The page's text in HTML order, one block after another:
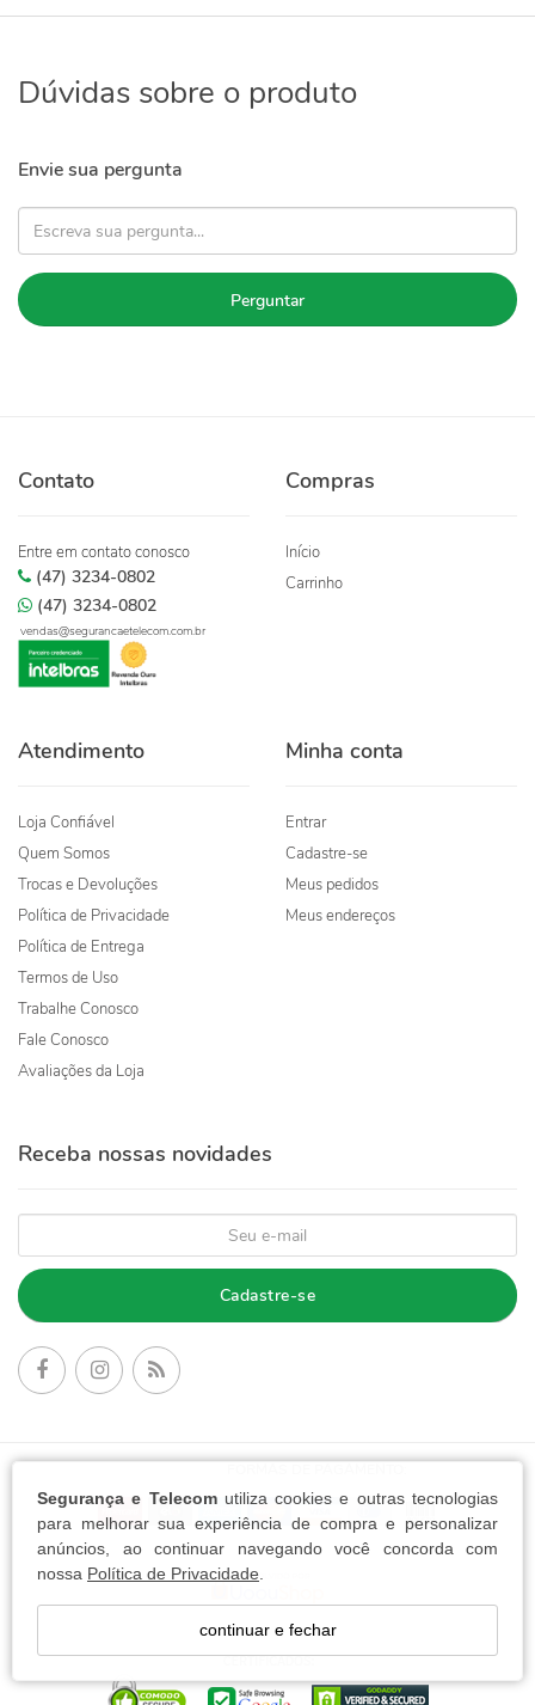
Segurança e Telecomutiliza cookies e outras tecnologias
para melhorar sua experiência de compra e personalizar
anúncios, ao continuar navegando você concorda com
nossa Política de Privacidade
continuar e fechar
Dúvidas sobre o produto
Envie sua pergunta
Perguntar
Contato
Entre em contato conosco
(47) 3234-0802
(47) 3234-0802
vendas@segurancaetelecom.com.br
Compras
Início
Carrinho
Atendimento
Loja Confiável
Quem Somos
Trocas e Devoluções
Política de Privacidade
Política de Entrega
Termos de Uso
Trabalhe Conosco
Fale Conosco
Avaliações da Loja
Minha conta
Entrar
Cadastre-se
Meus pedidos
Meus endereços
Receba nossas novidades
Cadastre-se